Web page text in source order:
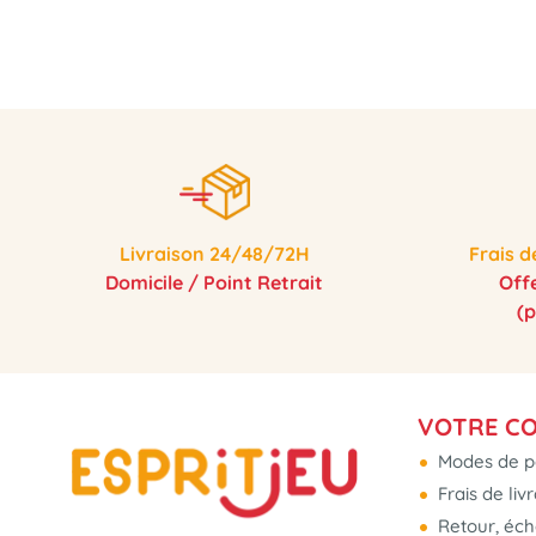
Livraison 24/48/72H
Domicile / Point Retrait
Frais
VOTRE
Modes de
Frais de
Retour,